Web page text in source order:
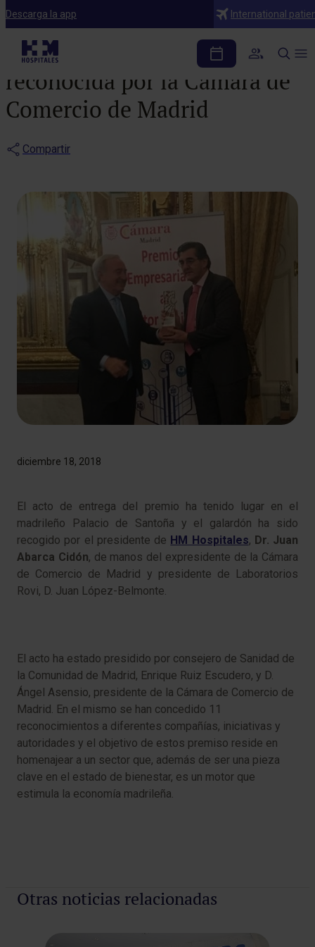
Descarga la app International
Noticias
HM Hospitales
reconocida por la Cámara de
Comercio de Madrid
Compartir
diciembre 18, 2018
El acto de entrega del premio ha tenido lugar en el
madrileño Palacio de Santoña y el galardón ha sido
recogido por el presidente de HM Hospitales, Dr. Juan
Abarca Cidón, de manos del expresidente de la Cámara
de Comercio de Madrid y presidente de Laboratorios
Rovi, D. Juan López-Belmonte.
El acto ha estado presidido por consejero de Sanidad de
la Comunidad de Madrid, Enrique Ruiz Escudero, y D.
Ángel Asensio, presidente de la Cámara de Comercio de
Madrid. En el mismo se han concedido 11
reconocimientos a diferentes compañías, iniciativas y
autoridades y el objetivo de estos premiso reside en
homenajear a un sector que, además de ser una pieza
clave en el estado de bienestar, es un motor que
estimula la economía madrileña.
Otras noticias relacionadas